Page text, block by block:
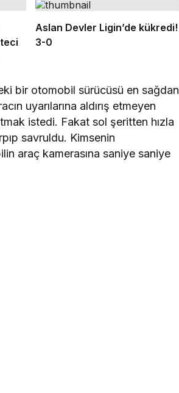
Aslan Devler Ligin’de kükredi!
3-0
bir otomobil sürücüsü en sağdan
uyarılarına aldırış etmeyen
istedi. Fakat sol şeritten hızla
savruldu. Kimsenin
araç kamerasına saniye saniye